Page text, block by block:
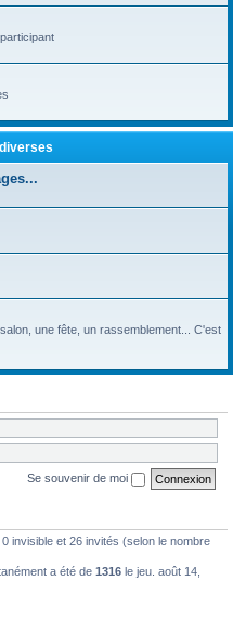
une fête, un rassemblement... C'est
Se souvenir de moi
invisible et 26 invités (selon le nombre
a été de 1316 le jeu. août 14,